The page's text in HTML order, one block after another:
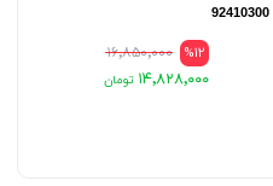
%12 ۱۶٬۸۵۰٬۰۰۰
۱۴٬۸۲۸٬۰۰۰